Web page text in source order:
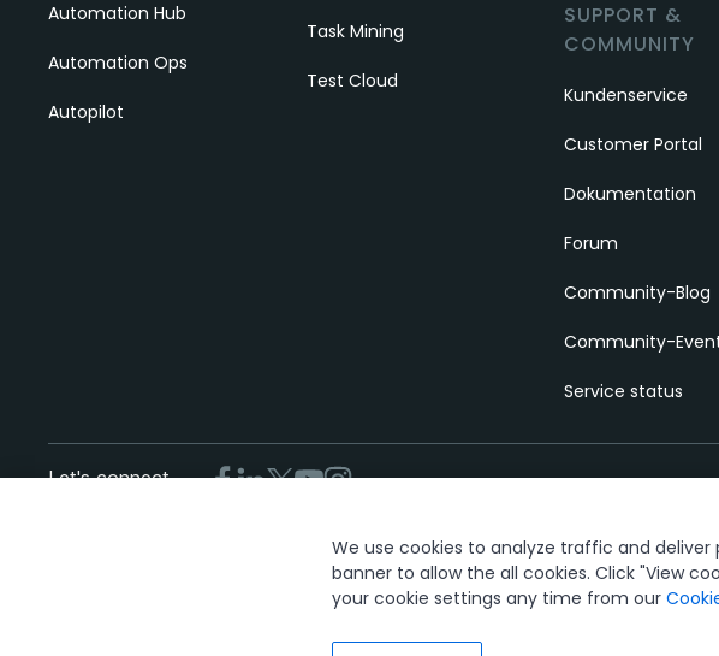
Automation Hub
Automation Ops
Autopilot
Task Mining
Test Cloud
SUPPORT &
COMMUNITY
Kundenservice
Customer Portal
Dokumentation
Forum
Community-Blog
Community-
Service status
Let's connect
Vertrauen und Sicherheit Terms of
The UiPath word mark, logos, and robots are registered trademarks owned by
We use cookies to analyze traffic and deliver
banner to allow the all cookies. Click "View
your cookie settings any time from our